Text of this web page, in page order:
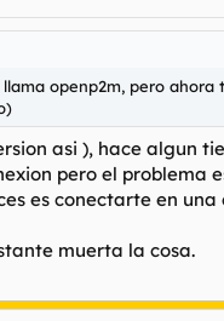
openp2m, pero
asi ), hace algun
pero el problema
es conectarte en
muerta la cosa.